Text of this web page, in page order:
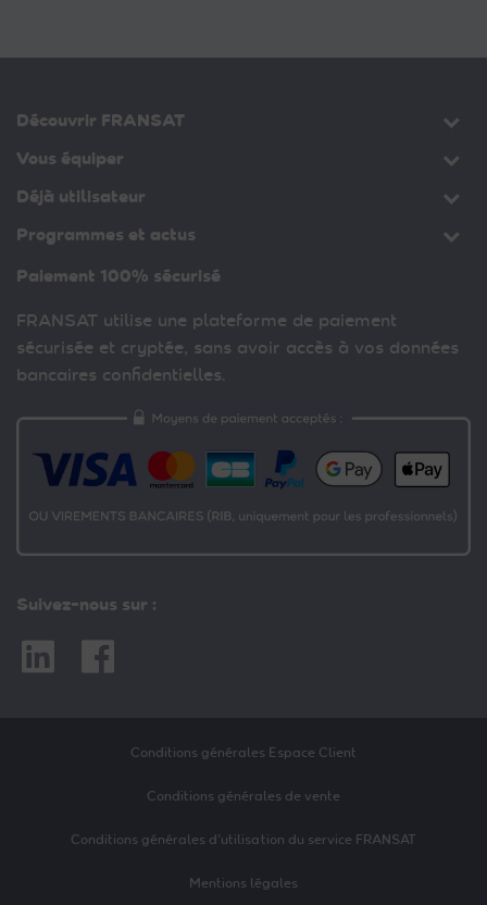
Découvrir FRANSAT
Vous équiper
Déjà utilisateur
Programmes et actus
Paiement 100% sécurisé
FRANSAT utilise une plateforme de paiement
sécurisée et cryptée, sans avoir accès à vos données
bancaires confidentielles.
Suivez-nous sur :
LinkedinFacebook
Conditions générales Espace Client
Conditions générales de vente
Conditions générales d’utilisation du service FRANSAT
Mentions légales